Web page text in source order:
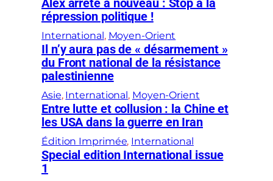
Alex arrêté à nouveau : Stop à la
répression politique !
International , Moyen-Orient
Il n’y aura pas de « désarmement »
du Front national de la résistance
palestinienne
Asie, International , Moyen-Orient
Entre lutte et collusion : la Chine et
les USA dans la guerre en Iran
Édition Imprimée, International
Special edition International issue
1